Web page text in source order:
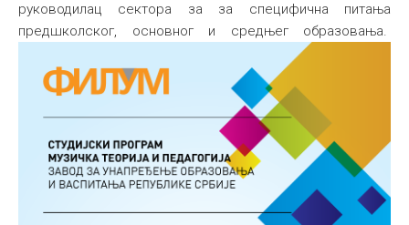
руководилац сектора за за специфична питања
предшколског, основног и средњег образовања.